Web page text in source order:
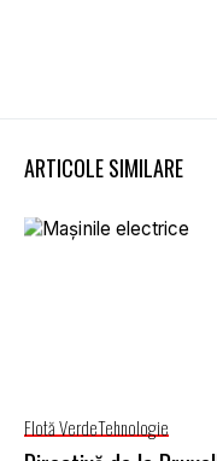
ARTICOLE SIMILARE
Flotă VerdeTehnologie